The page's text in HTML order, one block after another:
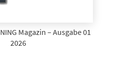
Magazin – Ausgabe 01
2026